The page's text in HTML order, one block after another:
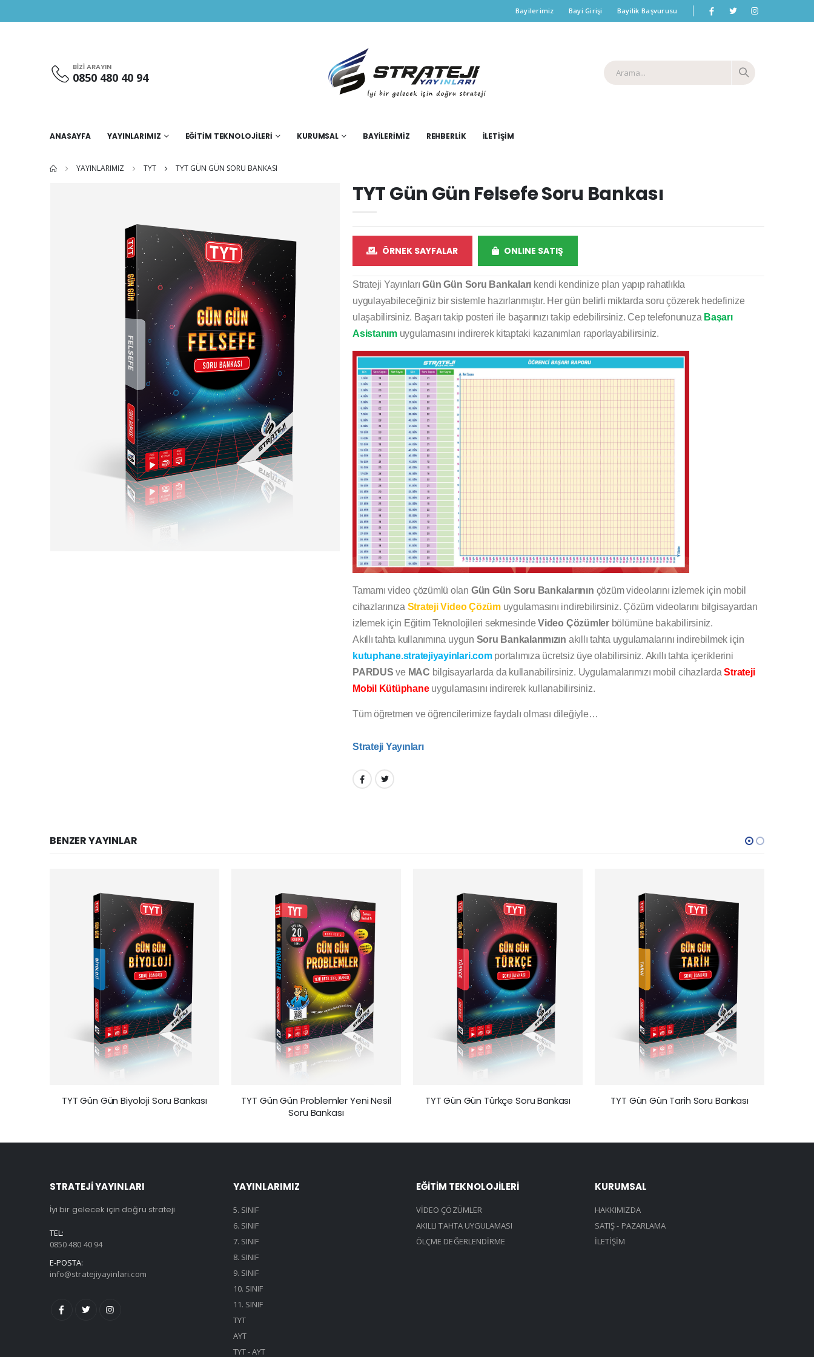
Bayilerimiz Bayi Girişi Bayilik Başvurusu
BIZI ARAYIN
0850 480 40 94
ANASAYFA YAYINLARIMIZ EĞİTİM TEKNOLOJİLERİ KURUMSAL BAYİLERİMİZ REHBERLİK İLETİŞİM
YAYINLARIMIZ TYT TYT GÜN GÜN SORU BANKASI
TYT Gün Gün Felsefe Soru Bankası
ÖRNEK SAYFALAR ONLINE SATIŞ
Strateji YayınlarıGün Gün Soru Bankaları kendi kendinize plan yapıp rahatlıkla
uygulayabileceğiniz bir sistemle hazırlanmıştır. Her gün belirli miktarda soru çözerek hedefinize
ulaşabilirsiniz. Başarı takip posteri ile başarınızı takip edebilirsiniz. Cep telefonunuza Başarı
Asistanımuygulamasını indirerek kitaptaki kazanımları raporlayabilirsiniz.
Tamamı video çözümlü olan Gün Gün Soru Bankalarının çözüm videolarını izlemek için mobil
cihazlarınıza Strateji Video Çözümuygulamasını indirebilirsiniz. Çözüm videolarını bilgisayardan
izlemek için Eğitim Teknolojileri sekmesindeVideo Çözümlerbölümüne bakabilirsiniz.
Akıllı tahta kullanımına uygun Soru Bankalarımızın akıllı tahta uygulamalarını indirebilmek için
kutuphane.stratejiyayinlari.comportalımıza ücretsiz üye olabilirsiniz. Akıllı tahta içeriklerini
PARDUS ve MAC bilgisayarlarda da kullanabilirsiniz. Uygulamalarımızı mobil cihazlardaStrateji
Mobil Kütüphane uygulamasını indirerek kullanabilirsiniz.
Tüm öğretmen ve öğrencilerimize faydalı olması dileğiyle…
Strateji Yayınları
PAYLAŞ:
BENZER YAYINLAR
TYT Gün Gün Biyoloji Soru Bankası
TYT Gün Gün Problemler Yeni Nesil
Soru Bankası
TYT Gün Gün Türkçe Soru Bankası TYT Gün Gün Tarih Soru Bankası
STRATEJİ YAYINLARI
İyi bir gelecek için doğru strateji
TEL:
0850 480 40 94
E-POSTA:
info@stratejiyayinlari.com
YAYINLARIMIZ
5. SINIF
6. SINIF
7. SINIF
8. SINIF
9. SINIF
10. SINIF
11. SINIF
TYT
AYT
TYT - AYT
EĞİTİM TEKNOLOJİLERİ
VİDEO ÇÖZÜMLER
AKILLI TAHTA UYGULAMASI
ÖLÇME DEĞERLENDİRME
KURUMSAL
HAKKIMIZDA
SATIŞ - PAZARLAMA
İLETİŞİM